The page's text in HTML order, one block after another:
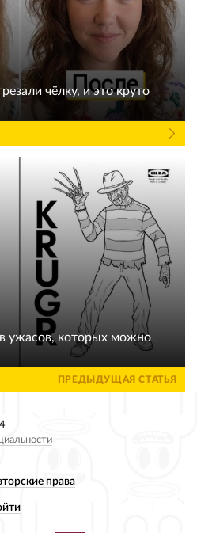
чёлку, и это круто
ужасов, которых можно
ПРЕДЫДУЩАЯ СТАТЬЯ
права